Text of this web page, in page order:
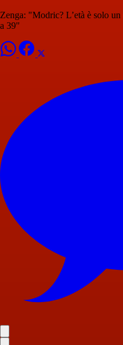
Zenga: "Modric? L’età è solo
a 39"